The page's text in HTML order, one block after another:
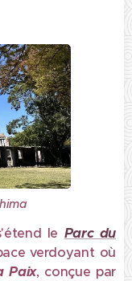
le Parc du
verdoyant où
Paix, conçue par